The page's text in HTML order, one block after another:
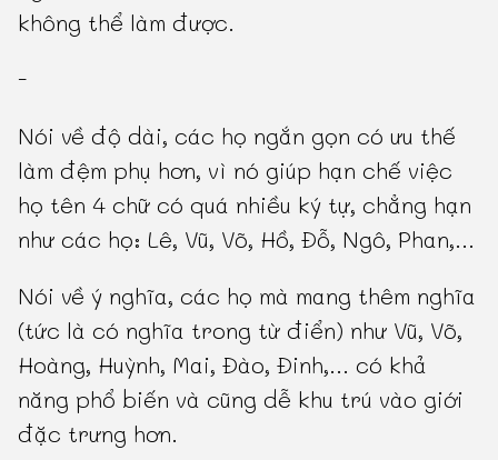
không thể làm được.
-
Nói về độ dài, các họ ngắn gọn có ưu thế
làm đệm phụ hơn, vì nó giúp hạn chế việc
họ tên 4 chữ có quá nhiều ký tự, chẳng hạn
như các họ: Lê, Vũ, Võ, Hồ, Đỗ, Ngô, Phan,...
Nói về ý nghĩa, các họ mà mang thêm nghĩa
(tức là có nghĩa trong từ điển) như Vũ, Võ,
Hoàng, Huỳnh, Mai, Đào, Đinh,... có khả
năng phổ biến và cũng dễ khu trú vào giới
đặc trưng hơn.